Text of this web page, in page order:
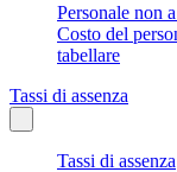
Personale non
Costo del
tabellare
Tassi di assenza
Tassi di assenza